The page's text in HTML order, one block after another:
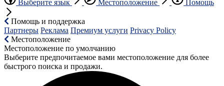
Выберите язык Местоположение Помощь
Помощь и поддержка
Партнеры Реклама Премиум услуги Privacy Policy
Местоположение
Местоположение по умолчанию
Выберите предпочитаемое вами местоположение для более
быстрого поиска и продажи.